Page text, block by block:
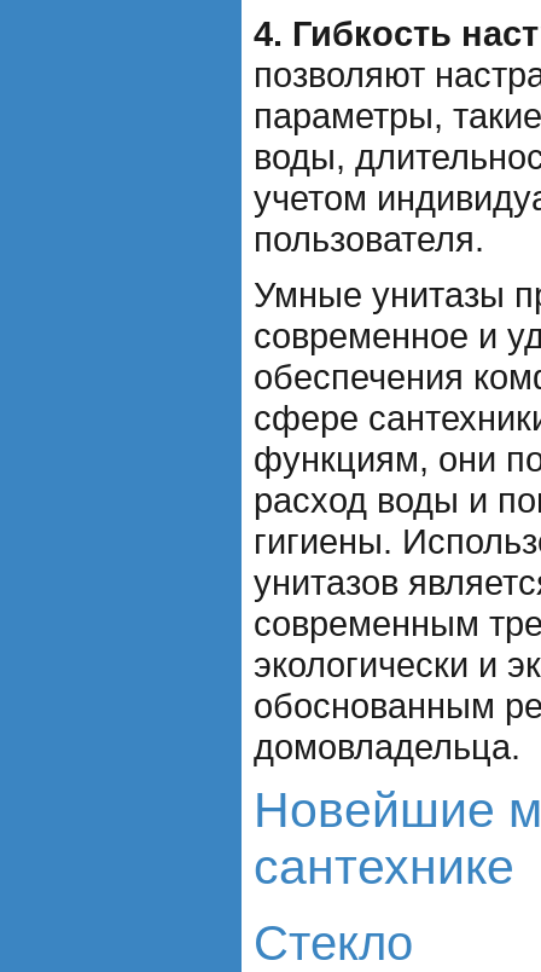
4. Гибкость
позволяют
параметры,
воды,
учетом
пользователя.
Умные унитазы
современное и
обеспечения
сфере
функциям, они
расход воды и
гигиены.
унитазов
современным
экологически и
обоснованным
домовладельца.
Новейшие
сантехнике
Стекло